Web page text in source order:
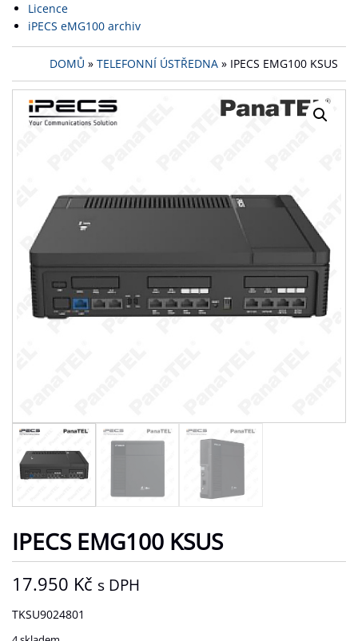
Licence
iPECS eMG100 archiv
DOMŮ » TELEFONNÍ ÚSTŘEDNA » IPECS EMG100 KSUS
IPECS EMG100 KSUS
17.950 Kč s DPH
TKSU9024801